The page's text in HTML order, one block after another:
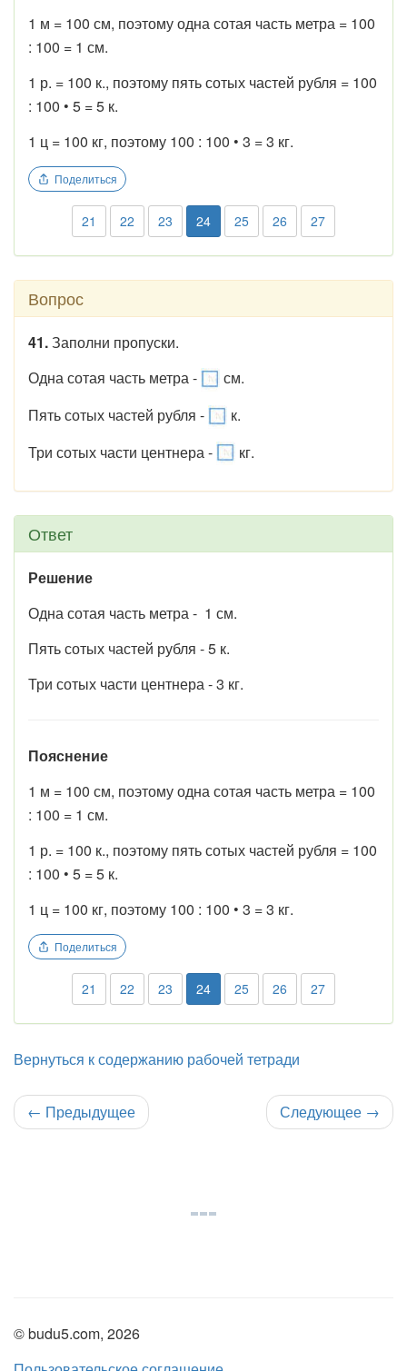
1 м = 100 см, поэтому одна сотая часть метра = 100
: 100 = 1 см.
1 р. = 100 к., поэтому пять сотых частей рубля = 100
: 100 • 5 = 5 к.
1 ц = 100 кг, поэтому 100 : 100 • 3 = 3 кг.
Поделиться
21 22 23 24 25 26 27
Вопрос
41.Заполни пропуски.
Одна сотая часть метра -
см.
Пять сотых частей рубля -
к.
Три сотых части центнера -
кг.
Ответ
Решение
Одна сотая часть метра - 1 см.
Пять сотых частей рубля - 5 к.
Три сотых части центнера - 3 кг.
Пояснение
1 м = 100 см, поэтому одна сотая часть метра = 100
: 100 = 1 см.
1 р. = 100 к., поэтому пять сотых частей рубля = 100
: 100 • 5 = 5 к.
1 ц = 100 кг, поэтому 100 : 100 • 3 = 3 кг.
Поделиться
21 22 23 24 25 26 27
Вернуться к содержанию рабочей тетради
← Предыдущее Следующее →
© budu5.com, 2026